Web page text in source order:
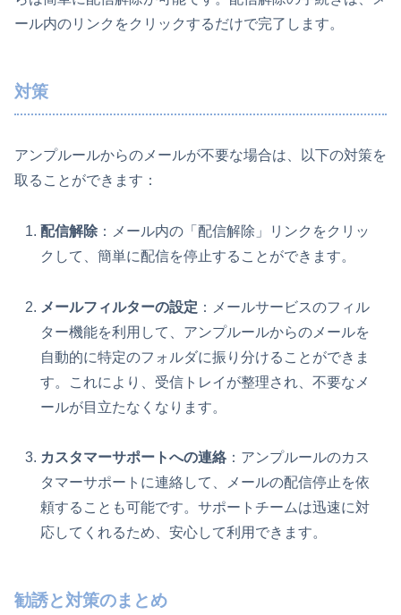
ール内のリンクをクリックするだけで完了します。
対策
アンプルールからのメールが不要な場合は、以下の対策を
取ることができます：
配信解除 ：メール内の「配信解除」リンクをクリッ
クして、簡単に配信を停止することができます。
メールフィルターの設定 ：メールサービスのフィル
ター機能を利用して、アンプルールからのメールを
自動的に特定のフォルダに振り分けることができま
す。これにより、受信トレイが整理され、不要なメ
ールが目立たなくなります。
カスタマーサポートへの連絡 ：アンプルールのカス
タマーサポートに連絡して、メールの配信停止を依
頼することも可能です。サポートチームは迅速に対
応してくれるため、安心して利用できます。
勧誘と対策のまとめ